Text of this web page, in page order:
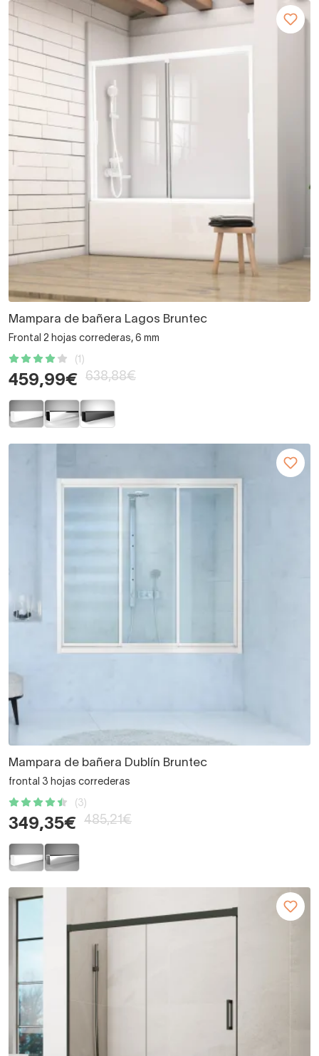
Mampara de bañera Lagos Bruntec
Frontal 2 hojas correderas, 6 mm
(1)
459,99€ 638,88€
Mampara de bañera Dublín Bruntec
frontal 3 hojas correderas
(3)
349,35€ 485,21€